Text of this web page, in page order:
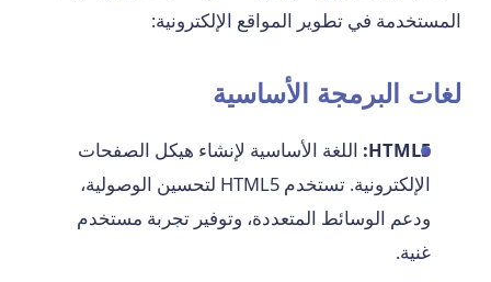
المستخدمة في تطوير المواقع الإلكترونية:
لغات البرمجة الأساسية
HTML5: اللغة الأساسية لإنشاء هيكل الصفحات
الإلكترونية. تستخدم HTML5 لتحسين الوصولية،
ودعم الوسائط المتعددة، وتوفير تجربة مستخدم
غنية.